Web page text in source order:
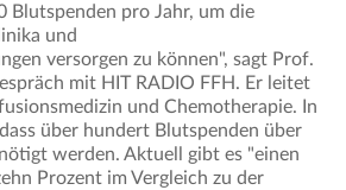
Blutspenden pro Jahr, um die
und
versorgen zu können", sagt Prof.
mit HIT RADIO FFH. Er leitet
und Chemotherapie. In
über hundert Blutspenden über
werden. Aktuell gibt es "einen
Prozent im Vergleich zu der